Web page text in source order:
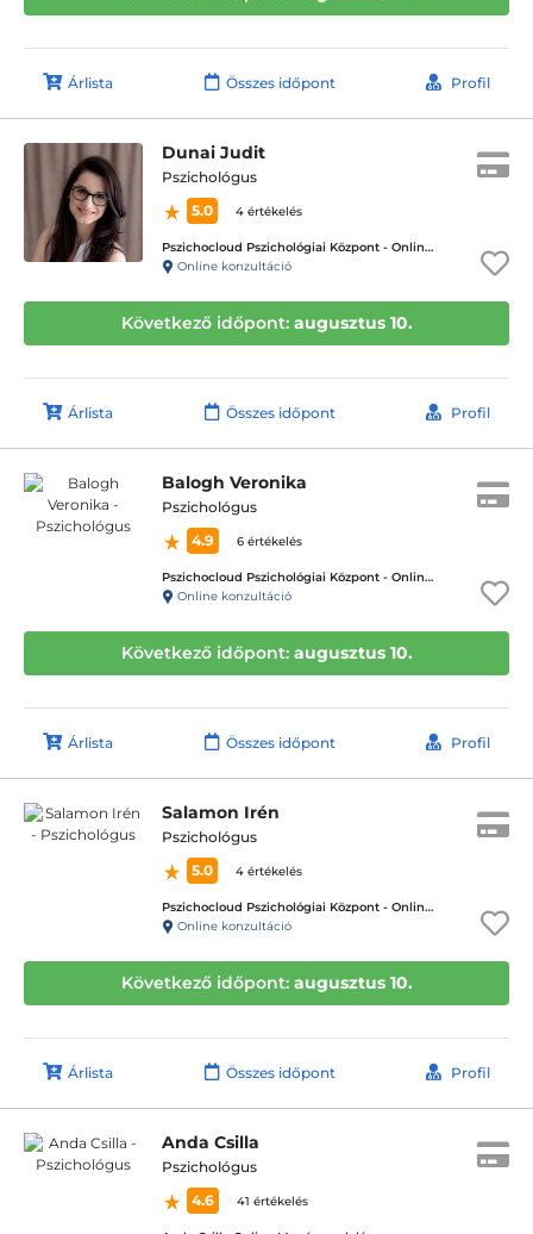
Árlista Összes időpont Profil
Dunai Judit
Pszichológus
5.0
4 értékelés
Pszichocloud Pszichológiai Központ - Online ügyfélfogadás
Online konzultáció
Következő időpont: augusztus 10.
Árlista Összes időpont Profil
Balogh Veronika
Pszichológus
4.9
6 értékelés
Pszichocloud Pszichológiai Központ - Online ügyfélfogadás
Online konzultáció
Következő időpont: augusztus 10.
Árlista Összes időpont Profil
Salamon Irén
Pszichológus
5.0
4 értékelés
Pszichocloud Pszichológiai Központ - Online ügyfélfogadás
Online konzultáció
Következő időpont: augusztus 10.
Árlista Összes időpont Profil
Anda Csilla
Pszichológus
4.6
41 értékelés